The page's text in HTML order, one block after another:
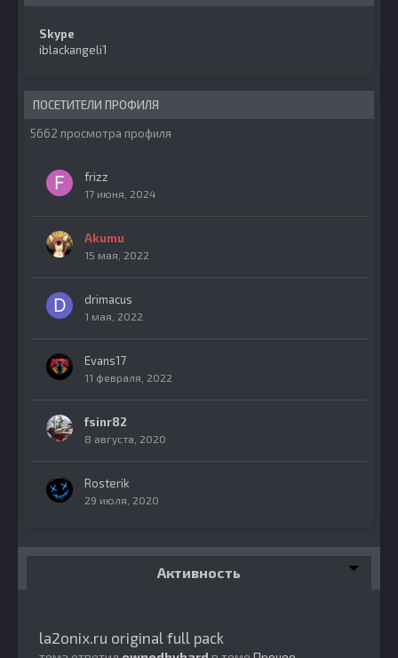
Skype
iblackangeli1
ПОСЕТИТЕЛИ ПРОФИЛЯ
5662 просмотра профиля
frizz
17 июня, 2024
Akumu
15 мая, 2022
drimacus
1 мая, 2022
Evans17
11 февраля, 2022
fsinr82
8 августа, 2020
Rosterik
29 июля, 2020
Активность
la2onix.ru original full pack